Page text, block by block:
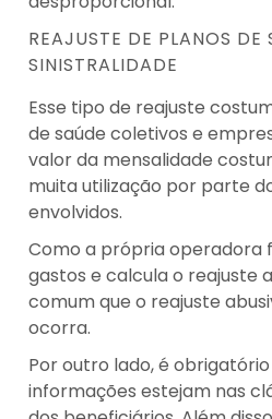
REAJUSTE DE PLANOS DE
SINISTRALIDADE
Esse tipo de reajuste
de saúde coletivos e
valor da mensalidade
muita utilização por parte
envolvidos.
Como a própria operadora
gastos e calcula o reajuste
comum que o reajuste
ocorra.
Por outro lado, é obrigatório
informações estejam nas